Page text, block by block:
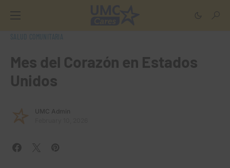
Mes del Corazón en Estados
Unidos
UMC Admin